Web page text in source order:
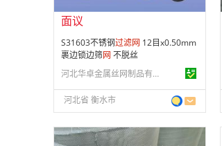
面议
S31603不锈钢过滤网 12目x0.50mm
裹边锁边筛网 不脱丝
河北华卓金属丝网制品有限公司
河北省 衡水市